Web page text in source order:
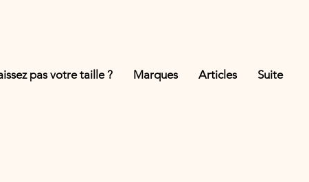
pas votre taille ? Marques Articles Suite